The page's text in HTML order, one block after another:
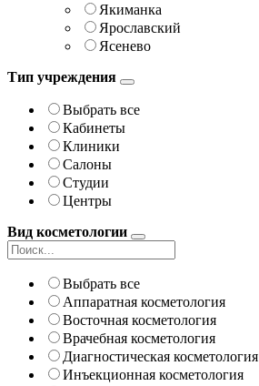
Якиманка
Ярославский
Ясенево
Тип учреждения
Выбрать все
Кабинеты
Клиники
Салоны
Студии
Центры
Вид косметологии
Выбрать все
Аппаратная косметология
Восточная косметология
Врачебная косметология
Диагностическая косметология
Инъекционная косметология